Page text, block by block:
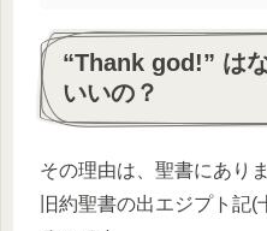
“Thank god!” は
いいの？
その理由は、聖書にありま
旧約聖書の出エジプト記